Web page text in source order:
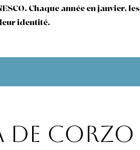
Chaque année en janvier,
identité.
de Corzo